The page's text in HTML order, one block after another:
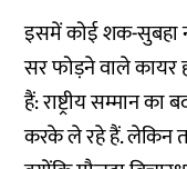
इसमें कोई शक-सुबहा
सर फोड़ने वाले कायर
हैं: राष्ट्रीय सम्मान
करके ले रहे हैं. लेकिन